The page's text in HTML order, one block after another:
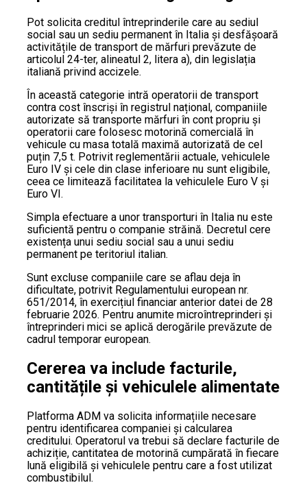
Pot solicita creditul întreprinderile care au sediul
social sau un sediu permanent în Italia și desfășoară
activitățile de transport de mărfuri prevăzute de
articolul 24-ter, alineatul 2, litera a), din legislația
italiană privind accizele.
În această categorie intră operatorii de transport
contra cost înscriși în registrul național, companiile
autorizate să transporte mărfuri în cont propriu și
operatorii care folosesc motorină comercială în
vehicule cu masa totală maximă autorizată de cel
puțin 7,5 t. Potrivit reglementării actuale, vehiculele
Euro IV și cele din clase inferioare nu sunt eligibile,
ceea ce limitează facilitatea la vehiculele Euro V și
Euro VI.
Simpla efectuare a unor transporturi în Italia nu este
suficientă pentru o companie străină. Decretul cere
existența unui sediu social sau a unui sediu
permanent pe teritoriul italian.
Sunt excluse companiile care se aflau deja în
dificultate, potrivit Regulamentului european nr.
651/2014, în exercițiul financiar anterior datei de 28
februarie 2026. Pentru anumite microîntreprinderi și
întreprinderi mici se aplică derogările prevăzute de
cadrul temporar european.
Cererea va include facturile,
cantitățile și vehiculele alimentate
Platforma ADM va solicita informațiile necesare
pentru identificarea companiei și calcularea
creditului. Operatorul va trebui să declare facturile de
achiziție, cantitatea de motorină cumpărată în fiecare
lună eligibilă și vehiculele pentru care a fost utilizat
combustibilul.